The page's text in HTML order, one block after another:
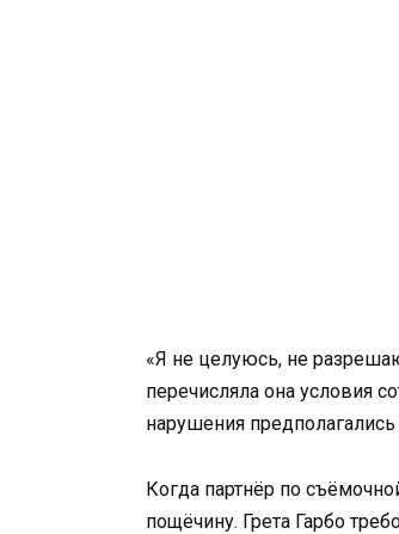
«Я не целуюсь, не
перечисляла она условия
нарушения
Когда партнёр по
пощёчину. Грета Гарбо